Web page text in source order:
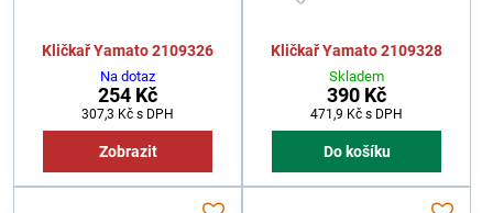
Kličkař Yamato 2109326
Na dotaz
254 Kč
307,3 Kč s DPH
Zobrazit
Kličkař Yamato 2109328
Skladem
390 Kč
471,9 Kč s DPH
Do košíku